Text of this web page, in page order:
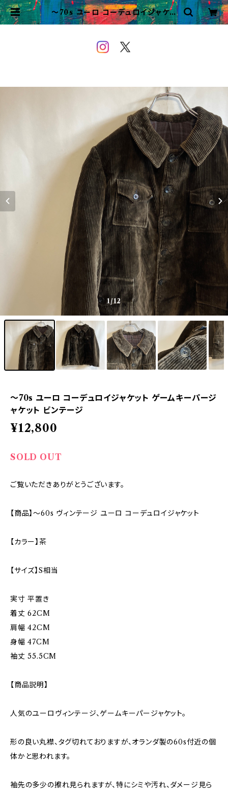
〜70s ユーロ コーデュロイジャケッ
ト ゲームキーパージャケット ビンテ
1/12
〜70s ユーロ コーデュロイジャケット ゲームキーパージ
ャケット ビンテージ
¥12,800
SOLD OUT
ご覧いただきありがとうございます。
【商品】〜60s ヴィンテージ ユーロ コーデュロイジャケット
【カラー】茶
【サイズ】S相当
実寸 平置き
着丈 62CM
肩幅 42CM
身幅 47CM
袖丈 55.5CM
【商品説明】
人気のユーロヴィンテージ、ゲームキーパージャケット。
形の良い丸襟、タグ切れておりますが、オランダ製の60s付近の個
体かと思われます。
袖先の多少の擦れ見られますが、特にシミや汚れ、ダメージ見ら